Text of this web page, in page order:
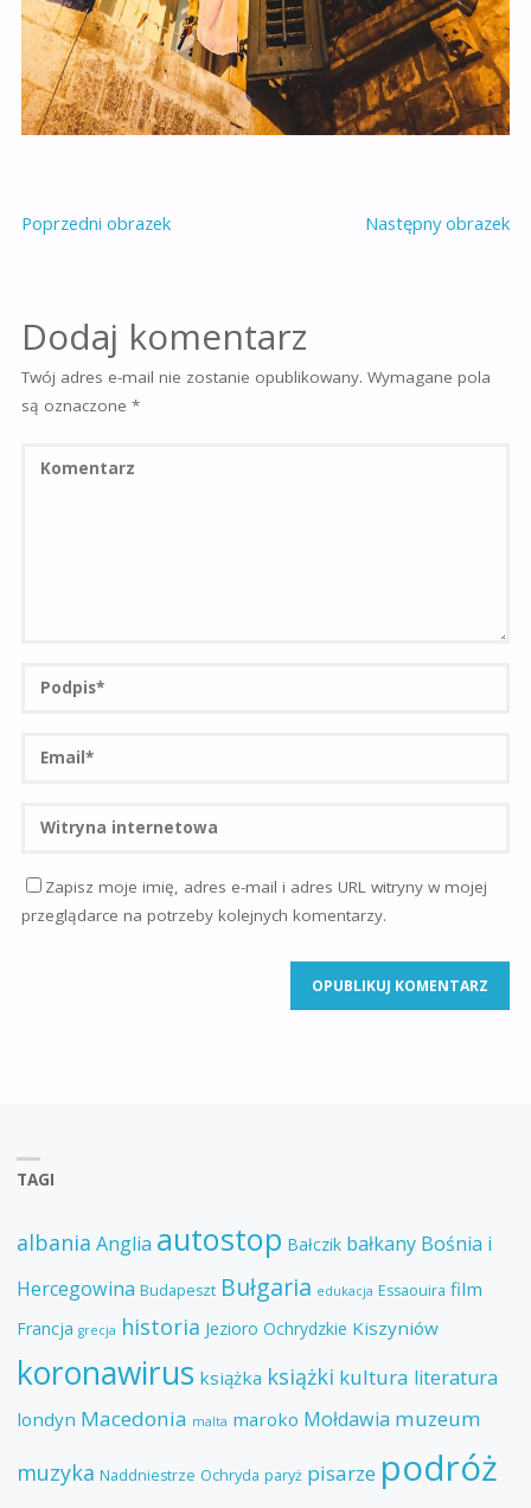
Poprzedni obrazek Następny obrazek
Dodaj komentarz
Twój adres e-mail nie zostanie opublikowany. Wymagane pola
są oznaczone *
Zapisz moje imię, adres e-mail i adres URL witryny w mojej
przeglądarce na potrzeby kolejnych komentarzy.
TAGI
albania Anglia autostop Bałczik bałkany Bośnia i
Hercegowina Budapeszt Bułgaria edukacja Essaouira film
Francja grecja historia Jezioro Ochrydzkie Kiszyniów
koronawirus książka książki kultura literatura
londyn Macedonia malta maroko Mołdawia muzeum
muzyka Naddniestrze Ochryda paryż pisarze podróż